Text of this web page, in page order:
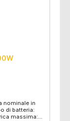
nominale in
di batteria:
massima: